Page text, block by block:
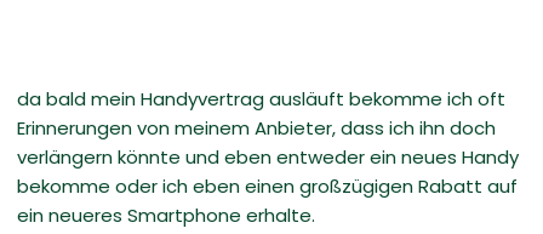
da bald mein Handyvertrag ausläuft bekomme ich oft
Erinnerungen von meinem Anbieter, dass ich ihn doch
verlängern könnte und eben entweder ein neues Handy
bekomme oder ich eben einen großzügigen Rabatt auf
ein neueres Smartphone erhalte.